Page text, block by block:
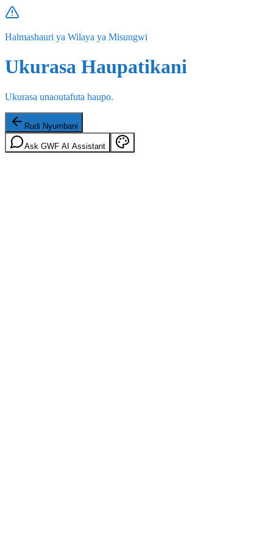
Halmashauri ya Wilaya ya Misungwi
Ukurasa Haupatikani
Ukurasa unaoutafuta haupo.
Rudi Nyumbani
Ask GWF AI Assistant